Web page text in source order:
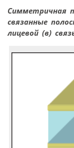
Симметричная
связанные
лицевой (в)